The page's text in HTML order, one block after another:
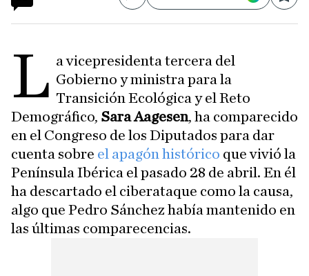
L a vicepresidenta tercera del
Gobierno y ministra para la
Transición Ecológica y el Reto
Demográfico, Sara Aagesen, ha comparecido
en el Congreso de los Diputados para dar
cuenta sobre el apagón histórico que vivió la
Península Ibérica el pasado 28 de abril. En él
ha descartado el ciberataque como la causa,
algo que Pedro Sánchez había mantenido en
las últimas comparecencias.